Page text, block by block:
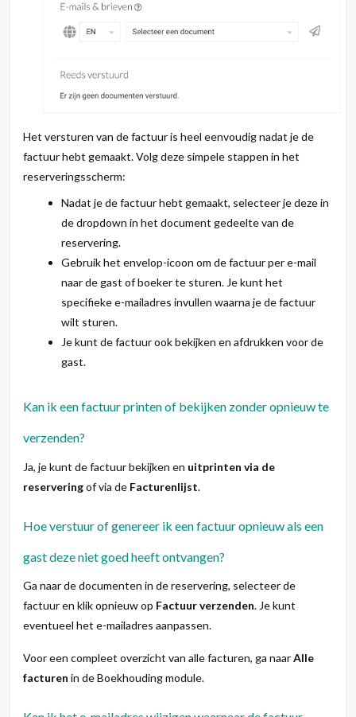
Het versturen van de factuur is heel eenvoudig nadat je de
factuur hebt gemaakt. Volg deze simpele stappen in het
reserveringsscherm:
Nadat je de factuur hebt gemaakt, selecteer je deze in
de dropdown in het document gedeelte van de
reservering.
Gebruik het envelop-icoon om de factuur per e-mail
naar de gast of boeker te sturen. Je kunt het
specifieke e-mailadres invullen waarna je de factuur
wilt sturen.
Je kunt de factuur ook bekijken en afdrukken voor de
gast.
Kan ik een factuur printen of bekijken zonder opnieuw te
verzenden?
Ja, je kunt de factuur bekijken en uitprinten via de
reserveringof via de Facturenlijst.
Hoe verstuur of genereer ik een factuur opnieuw als een
gast deze niet goed heeft ontvangen?
Ga naar de documenten in de reservering, selecteer de
factuur en klik opnieuw op Factuur verzenden. Je kunt
eventueel het e-mailadres aanpassen.
Voor een compleet overzicht van alle facturen, ga naarAlle
facturen in de Boekhouding module.